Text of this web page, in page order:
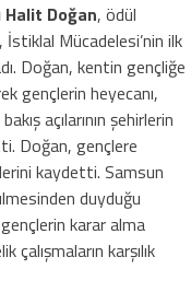
Halit Doğan, ödül
İstiklal Mücadelesi’nin ilk
Doğan, kentin gençliğe
gençlerin heyecanı,
açılarının şehirlerin
Doğan, gençlere
kaydetti. Samsun
duyduğu
karar alma
çalışmaların karşılık